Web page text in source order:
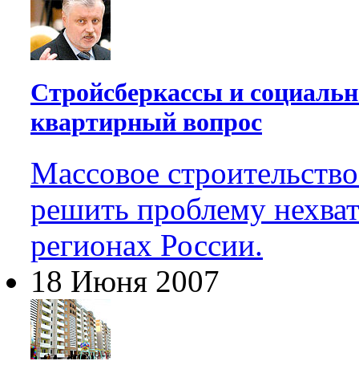
Стройсберкассы и
квартирный вопрос
Массовое
решить проблему
регионах России.
18 Июня 2007